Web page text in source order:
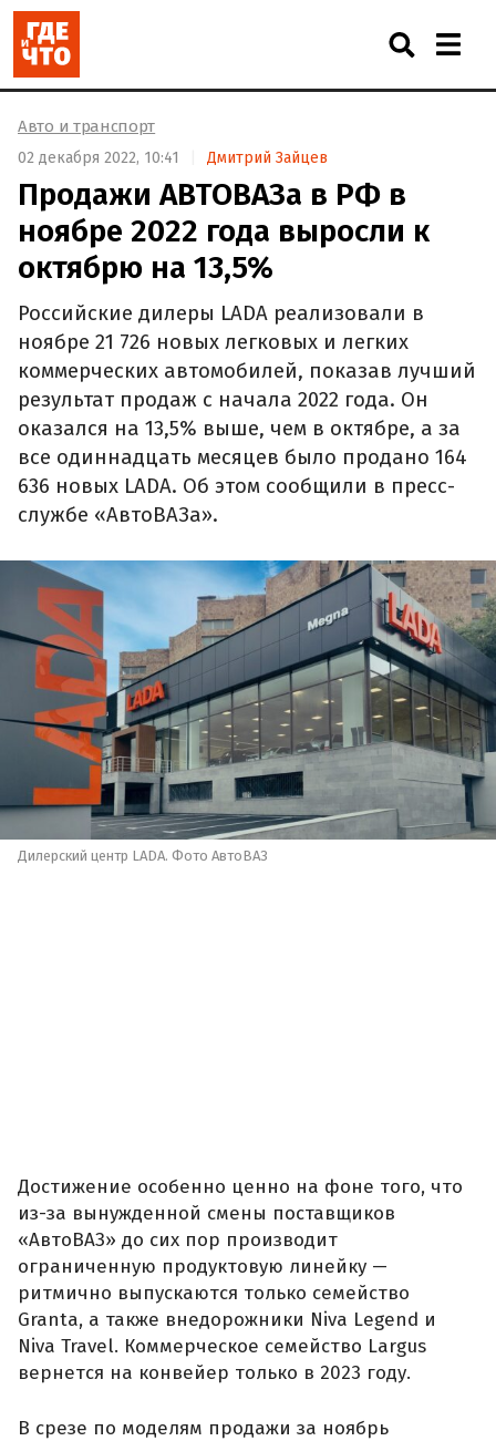
Авто и транспорт
02 декабря 2022, 10:41 Дмитрий Зайцев
Продажи АВТОВАЗа в РФ в
ноябре 2022 года выросли к
октябрю на 13,5%
Российские дилеры LADA реализовали в
ноябре 21 726 новых легковых и легких
коммерческих автомобилей, показав лучший
результат продаж с начала 2022 года. Он
оказался на 13,5% выше, чем в октябре, а за
все одиннадцать месяцев было продано 164
636 новых LADA. Об этом сообщили в пресс-
службе «АвтоВАЗа».
Дилерский центр LADA. Фото АвтоВАЗ
Достижение особенно ценно на фоне того, что
из-за вынужденной смены поставщиков
«АвтоВАЗ» до сих пор производит
ограниченную продуктовую линейку —
ритмично выпускаются только семейство
Granta, а также внедорожники Niva Legend и
Niva Travel. Коммерческое семейство Largus
вернется на конвейер только в 2023 году.
В срезе по моделям продажи за ноябрь